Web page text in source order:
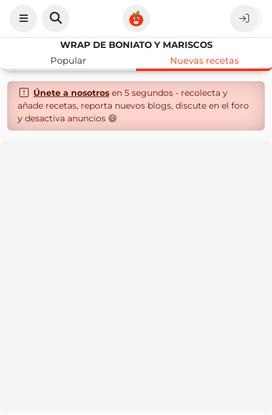
WRAP DE BONIATO Y MARISCOS
Popular
Nuevas recetas
Únete a nosotrosen 5 segundos - recolecta y
añade recetas, reporta nuevos blogs, discute en el foro
y desactiva anuncios 😄